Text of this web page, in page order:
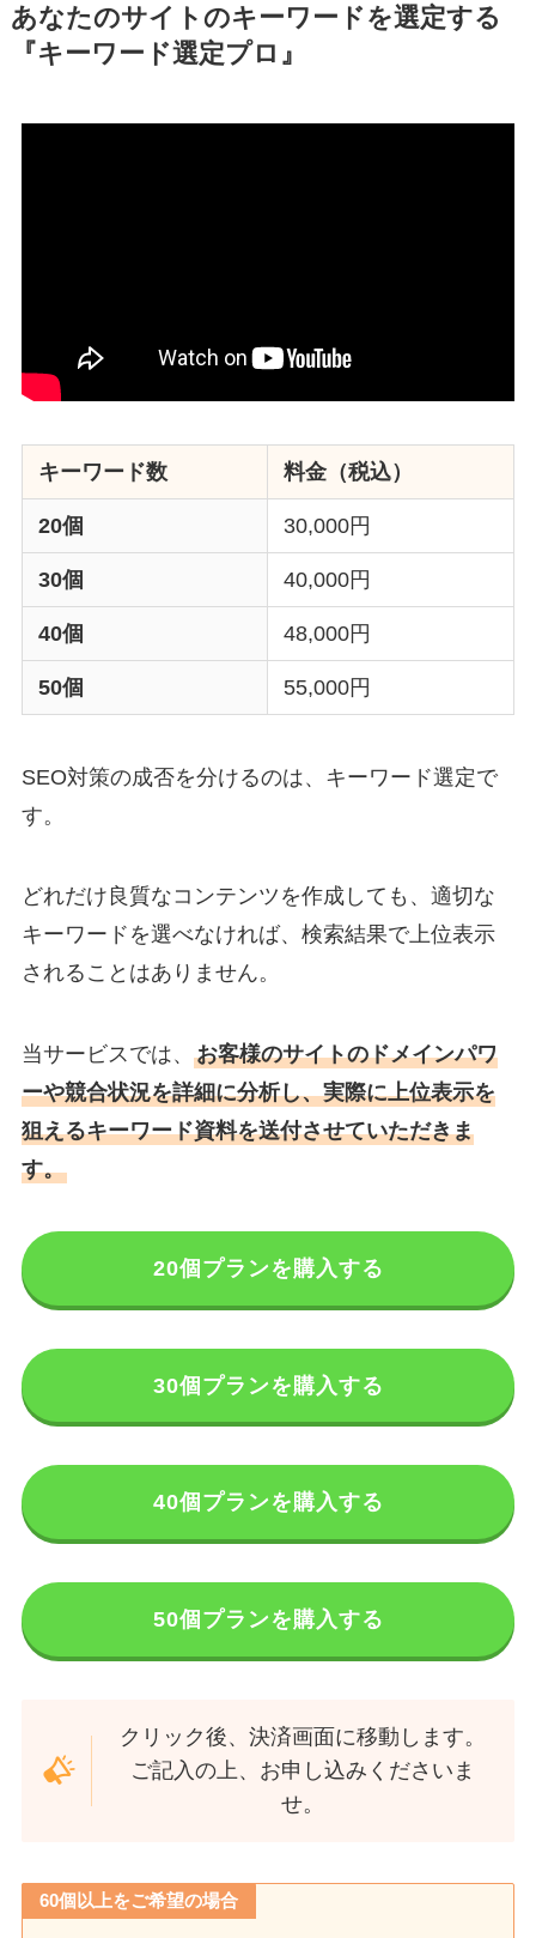
あなたのサイトのキーワードを選定する
『キーワード選定プロ』
キーワード数 料金（税込）
20個 30,000円
30個 40,000円
40個 48,000円
50個 55,000円
SEO対策の成否を分けるのは、キーワード選定で
す。
どれだけ良質なコンテンツを作成しても、適切な
キーワードを選べなければ、検索結果で上位表示
されることはありません。
当サービスでは、 お客様のサイトのドメインパワ
ーや競合状況を詳細に分析し、実際に上位表示を
狙えるキーワード資料を送付させていただきま
す。
20個プランを購入する
30個プランを購入する
40個プランを購入する
50個プランを購入する
クリック後、決済画面に移動します。
ご記入の上、お申し込みくださいま
せ。
60個以上をご希望の場合